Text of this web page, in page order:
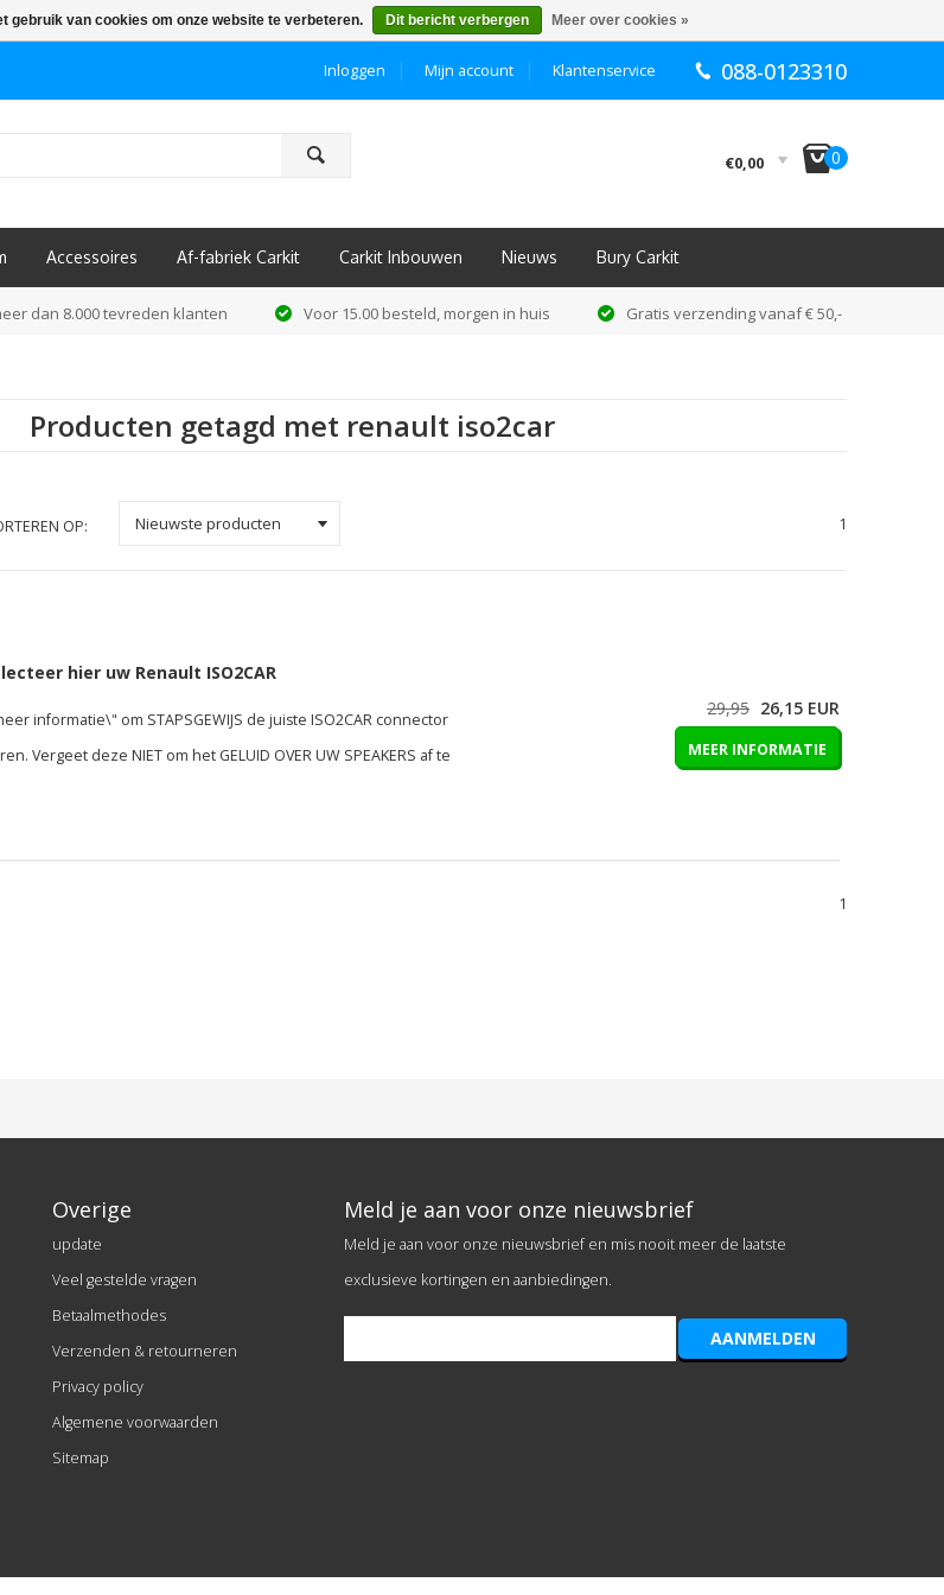
088-0123310
Klantenservice
Mijn account
Inloggen
ô €0,00 I0
Accessoires Af-fabriek Carkit Carkit Inbouwen Nieuws Bury Carkit
dan 8.000 tevreden klanten Voor 15.00 besteld, morgen in huis Gratis verzending vanaf € 50,-
Producten getagd met renault iso2car
OP: Nieuwste producten 1
hier uw Renault ISO2CAR
informatie\" om STAPSGEWIJS de juiste ISO2CAR connector
Vergeet deze NIET om het GELUID OVER UW SPEAKERS af te
29,95 26,15 EUR
MEER INFORMATIE
1
Overige
update
Veel gestelde vragen
Betaalmethodes
Verzenden & retourneren
Privacy policy
Algemene voorwaarden
Sitemap
Meld je aan voor onze nieuwsbrief
Meld je aan voor onze nieuwsbrief en mis nooit meer de laatste
exclusieve kortingen en aanbiedingen.
AANMELDEN
gebruik van cookies om onze website te verbeteren. Dit bericht verbergen Meer over cookies »